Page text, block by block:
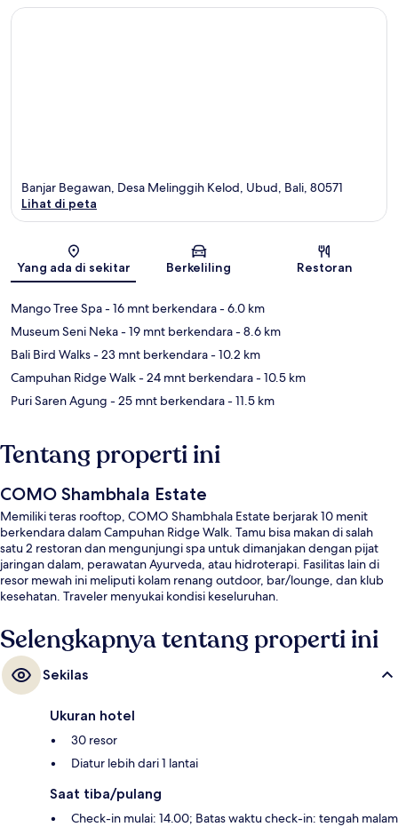
Peta
Banjar Begawan, Desa Melinggih Kelod, Ubud, Bali, 80571
Lihat di peta
Yang ada di sekitar Berkeliling Restoran
Mango Tree Spa- 16 mnt berkendara- 6.0 km
Museum Seni Neka- 19 mnt berkendara- 8.6 km
Bali Bird Walks- 23 mnt berkendara- 10.2 km
Campuhan Ridge Walk- 24 mnt berkendara- 10.5 km
Puri Saren Agung - 25 mnt berkendara- 11.5 km
Tentang properti ini
COMO Shambhala Estate
Memiliki teras rooftop, COMO Shambhala Estate berjarak 10 menit
berkendara dalam Campuhan Ridge Walk. Tamu bisa makan di salah
satu 2 restoran dan mengunjungi spa untuk dimanjakan dengan pijat
jaringan dalam, perawatan Ayurveda, atau hidroterapi. Fasilitas lain di
resor mewah ini meliputi kolam renang outdoor, bar/lounge, dan klub
kesehatan. Traveler menyukai kondisi keseluruhan.
Selengkapnya tentang properti ini
Sekilas
Ukuran hotel
30 resor
Diatur lebih dari 1 lantai
Saat tiba/pulang
Check-in mulai: 14.00; Batas waktu check-in: tengah malam